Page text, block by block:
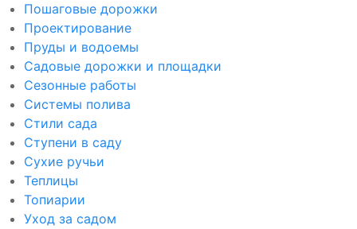
Пошаговые дорожки
Проектирование
Пруды и водоемы
Садовые дорожки и площадки
Сезонные работы
Системы полива
Стили сада
Ступени в саду
Сухие ручьи
Теплицы
Топиарии
Уход за садом